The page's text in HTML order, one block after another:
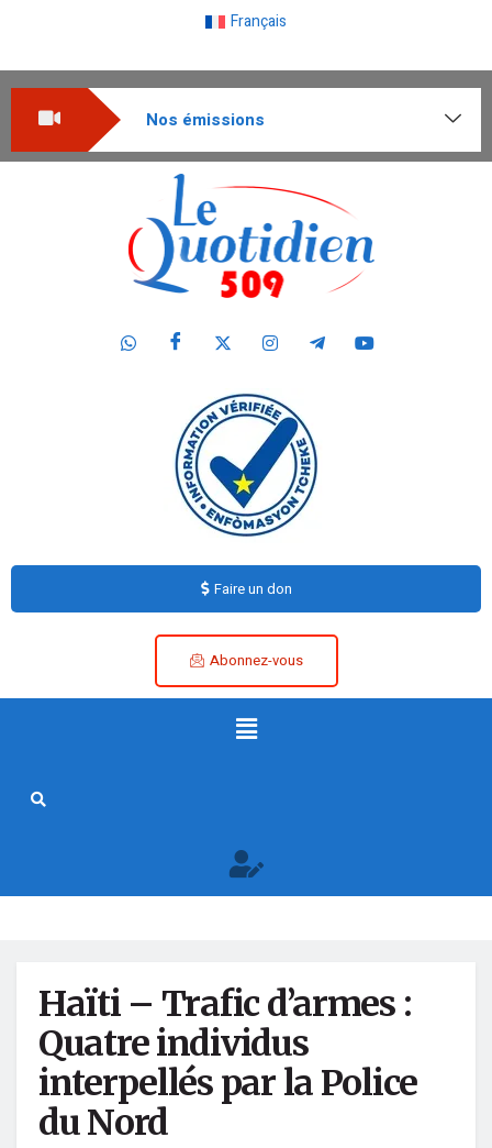
Français
Nos émissions
Faire un don
Abonnez-vous
Haïti – Trafic d’armes :
Quatre individus
interpellés par la Police
du Nord